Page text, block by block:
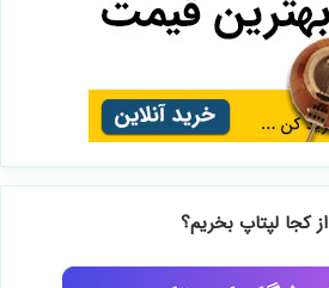
از کجا لپتاپ بخریم؟